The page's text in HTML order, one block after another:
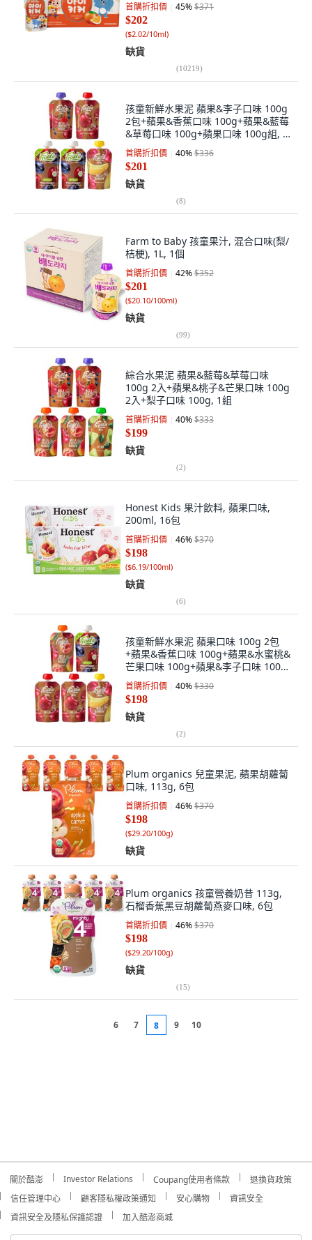
首購折扣價 45%$371
$202
($2.02/10ml)
缺貨
(10219)
孩童新鮮水果泥 蘋果&李子口味 100g
2包+蘋果&香蕉口味 100g+蘋果&藍莓
&草莓口味 100g+蘋果口味 100g組, 1
組
首購折扣價 40%$336
$201
缺貨
(8)
Farm to Baby 孩童果汁, 混合口味(梨/
桔梗), 1L, 1個
首購折扣價 42%$352
$201
($20.10/100ml)
缺貨
(99)
綜合水果泥 蘋果&藍莓&草莓口味
100g 2入+蘋果&桃子&芒果口味 100g
2入+梨子口味 100g, 1組
首購折扣價 40%$333
$199
缺貨
(2)
Honest Kids 果汁飲料, 蘋果口味,
200ml, 16包
首購折扣價 46%$370
$198
($6.19/100ml)
缺貨
(6)
孩童新鮮水果泥 蘋果口味 100g 2包
+蘋果&香蕉口味 100g+蘋果&水蜜桃&
芒果口味 100g+蘋果&李子口味 100g
組, 1組
首購折扣價 40%$330
$198
缺貨
(2)
Plum organics 兒童果泥, 蘋果胡蘿蔔
口味, 113g, 6包
首購折扣價 46%$370
$198
($29.20/100g)
缺貨
Plum organics 孩童營養奶昔 113g,
石榴香蕉黑豆胡蘿蔔燕麥口味, 6包
首購折扣價 46%$370
$198
($29.20/100g)
缺貨
(15)
6 7 8 9 10
關於酷澎 Investor Relations Coupang使用者條款
退換貨政策
信任管理中心
顧客隱私權政策通知 安心購物
資訊安全
資訊安全及隱私保護認證
加入酷澎商城